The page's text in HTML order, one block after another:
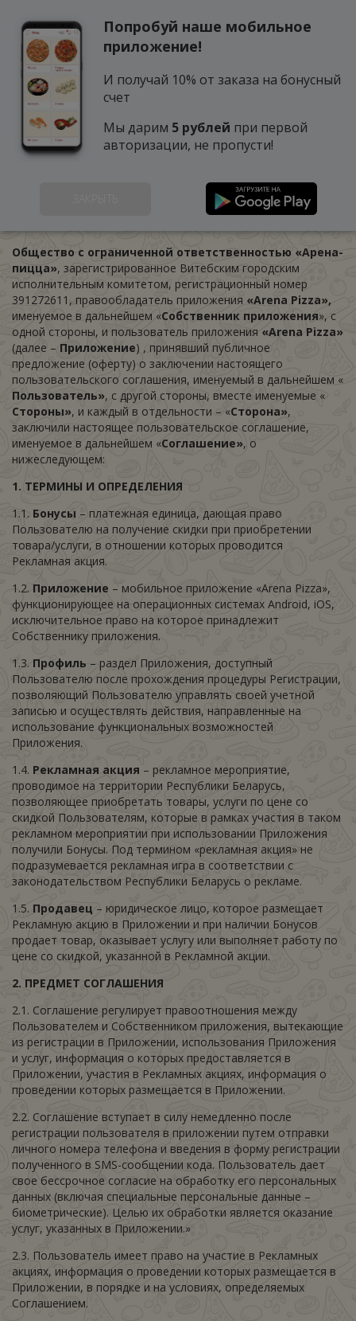
Пользовательское
Общество с ограниченной ответственностью «Арена-
пицца», зарегистрированное Витебским городским
исполнительным комитетом, регистрационный номер
391272611, правообладатель приложения «Arena Pizza»,
именуемое в дальнейшем «Собственник приложения», с
одной стороны, и пользователь приложения «Arena Pizza»
(далее – Приложение) , принявший публичное
предложение (оферту) о заключении настоящего
пользовательского соглашения, именуемый в дальнейшем «
Пользователь», с другой стороны, вместе именуемые «
Стороны», и каждый в отдельности – «Сторона»,
заключили настоящее пользовательское соглашение,
именуемое в дальнейшем «Соглашение», о
нижеследующем:
1. ТЕРМИНЫ И ОПРЕДЕЛЕНИЯ
1.1. Бонусы – платежная единица, дающая право
Пользователю на получение скидки при приобретении
товара/услуги, в отношении которых проводится
Рекламная акция.
1.2. Приложение – мобильное приложение «Arena Pizza»,
функционирующее на операционных системах Android, iOS,
исключительное право на которое принадлежит
Собственнику приложения.
1.3. Профиль – раздел Приложения, доступный
Пользователю после прохождения процедуры Регистрации,
позволяющий Пользователю управлять своей учетной
записью и осуществлять действия, направленные на
использование функциональных возможностей
Приложения.
1.4. Рекламная акция – рекламное мероприятие,
проводимое на территории Республики Беларусь,
позволяющее приобретать товары, услуги по цене со
скидкой Пользователям, которые в рамках участия в таком
рекламном мероприятии при использовании Приложения
получили Бонусы. Под термином «рекламная акция» не
подразумевается рекламная игра в соответствии с
законодательством Республики Беларусь о рекламе.
1.5. Продавец – юридическое лицо, которое размещает
Рекламную акцию в Приложении и при наличии Бонусов
продает товар, оказывает услугу или выполняет работу по
цене со скидкой, указанной в Рекламной акции.
2. ПРЕДМЕТ СОГЛАШЕНИЯ
2.1. Соглашение регулирует правоотношения между
Пользователем и Собственником приложения, вытекающие
из регистрации в Приложении, использования Приложения
и услуг, информация о которых предоставляется в
Приложении, участия в Рекламных акциях, информация о
проведении которых размещается в Приложении.
2.2. Соглашение вступает в силу немедленно после
регистрации пользователя в приложении путем отправки
личного номера телефона и введения в форму регистрации
полученного в SMS-сообщении кода. Пользователь дает
свое бессрочное согласие на обработку его персональных
данных (включая специальные персональные данные –
биометрические). Целью их обработки является оказание
услуг, указанных в Приложении.»
2.3. Пользователь имеет право на участие в Рекламных
акциях, информация о проведении которых размещается в
Приложении, в порядке и на условиях, определяемых
Соглашением.
Попробуй наше мобильное
приложение!
И получай 10% от заказа на бонусный
счет
Мы дарим 5 рублей при первой
авторизации, не пропусти!